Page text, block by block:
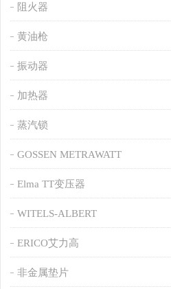
阻火器
黄油枪
振动器
加热器
蒸汽锁
GOSSEN METRAWATT
Elma TT变压器
WITELS-ALBERT
ERICO艾力高
非金属垫片